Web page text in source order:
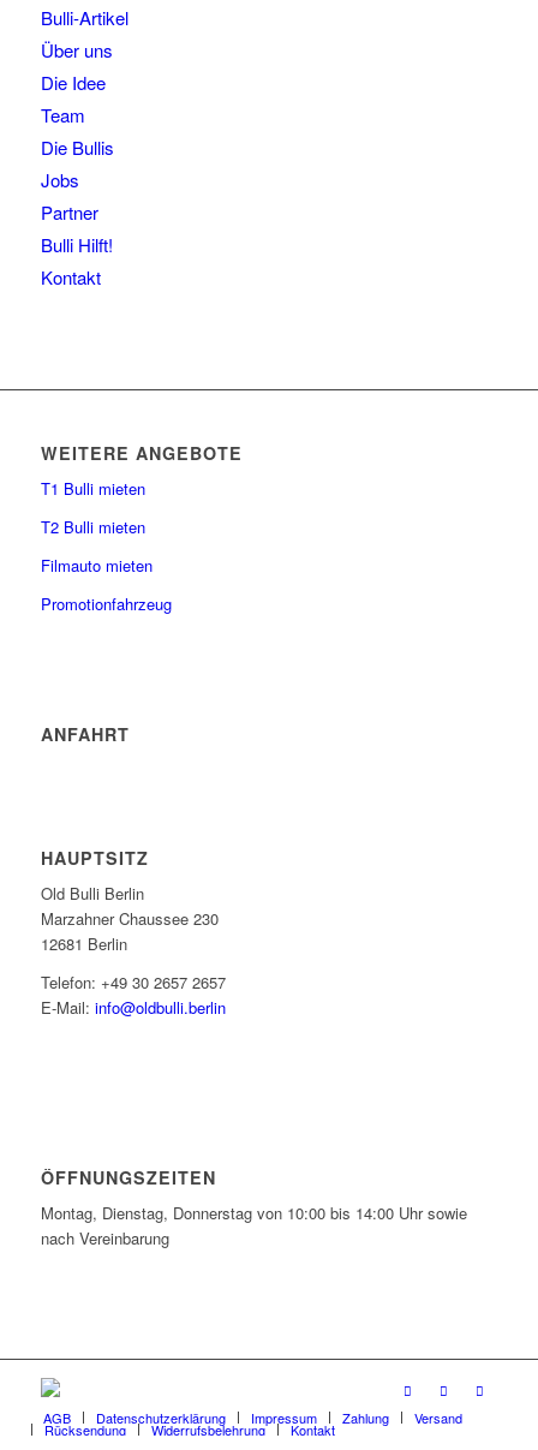
Bulli-Artikel
Über uns
Die Idee
Team
Die Bullis
Jobs
Partner
Bulli Hilft!
Kontakt
WEITERE ANGEBOTE
T1 Bulli mieten
T2 Bulli mieten
Filmauto mieten
Promotionfahrzeug
ANFAHRT
HAUPTSITZ
Old Bulli Berlin
Marzahner Chaussee 230
12681 Berlin
Telefon: +49 30 2657 2657
E-Mail: info@oldbulli.berlin
ÖFFNUNGSZEITEN
Montag, Dienstag, Donnerstag von 10:00 bis 14:00 Uhr sowie
nach Vereinbarung
AGB Datenschutzerklärung Impressum Zahlung Versand
Rücksendung Widerrufsbelehrung Kontakt